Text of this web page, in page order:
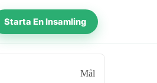
Starta En Insamling
Mål